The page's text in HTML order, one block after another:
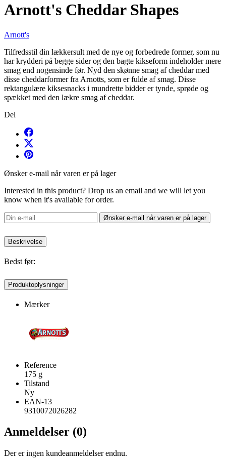
Arnott's Cheddar Shapes
Arnott's
Tilfredsstil din lækkersult med de nye og forbedrede former, som nu
har krydderi på begge sider og den bagte kikseform indeholder mere
smag end nogensinde før. Nyd den skønne smag af cheddar med
disse cheddarformer fra Arnotts, som er fulde af smag. Disse
rektangulære kiksesnacks i mundrette bidder er tynde, sprøde og
spækket med den lækre smag af cheddar.
Del
Ønsker e-mail når varen er på lager
Interested in this product? Drop us an email and we will let you
know when it's available for order.
Ønsker e-mail når varen er på lager
Beskrivelse
Bedst før:
Produktoplysninger
Mærker
Reference
175 g
Tilstand
Ny
EAN-13
9310072026282
Anmeldelser (0)
Der er ingen kundeanmeldelser endnu.